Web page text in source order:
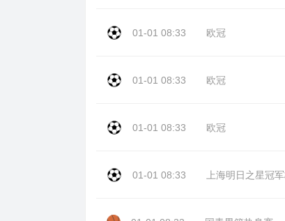
01-01 08:33 欧冠
01-01 08:33 欧冠
01-01 08:33 欧冠
01-01 08:33 上海明日之星冠